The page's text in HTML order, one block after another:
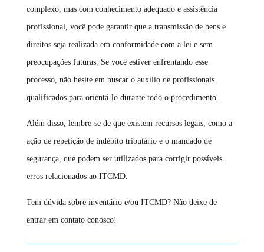
complexo, mas com conhecimento adequado e assistência
profissional, você pode garantir que a transmissão de bens e
direitos seja realizada em conformidade com a lei e sem
preocupações futuras. Se você estiver enfrentando esse
processo, não hesite em buscar o auxílio de profissionais
qualificados para orientá-lo durante todo o procedimento.
Além disso, lembre-se de que existem recursos legais, como a
ação de repetição de indébito tributário e o mandado de
segurança, que podem ser utilizados para corrigir possíveis
erros relacionados ao ITCMD.
Tem dúvida sobre inventário e/ou ITCMD? Não deixe de
entrar em contato conosco!